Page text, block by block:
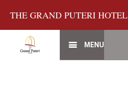
THE GRAND PUTERI HOTEL
MENU